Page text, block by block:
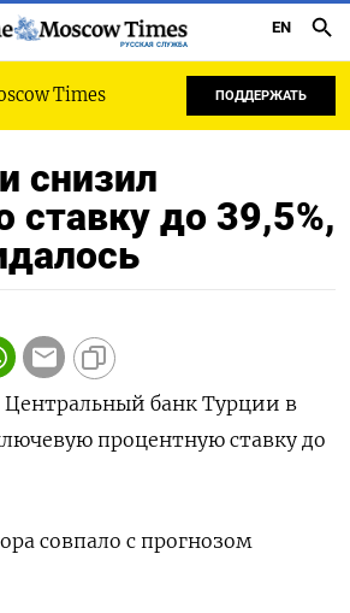
РУССКАЯ СЛУЖБА
EN
Times ПОДДЕРЖАТЬ
снизил
ставку до 39,5%,
Центральный банк Турции в
процентную ставку до
совпало с прогнозом